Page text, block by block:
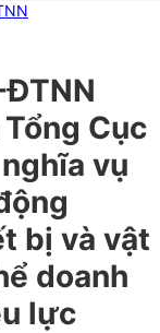
Cục
vụ
bị và vật
doanh
lực